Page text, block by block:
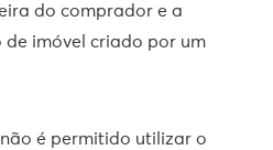
do comprador e a
imóvel criado por um
é permitido utilizar o